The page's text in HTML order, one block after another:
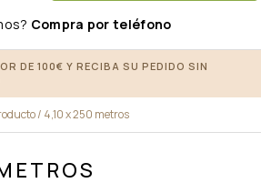
Compra por teléfono
DE 100€ Y RECIBA SU PEDIDO SIN
/ 4,10 x 250 metros